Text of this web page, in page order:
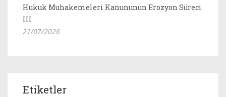
Hukuk Muhakemeleri Kanununun Erozyon Süreci
III
21/07/2026
Etiketler